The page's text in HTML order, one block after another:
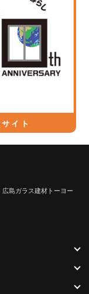
広島ガラス建材トーヨー